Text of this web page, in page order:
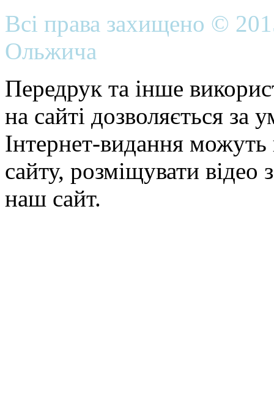
Всі права захищено ©
Ольжича
Передрук та інше
на сайті дозволяється
Інтернет-видання можуть
сайту, розміщувати відео
наш сайт.